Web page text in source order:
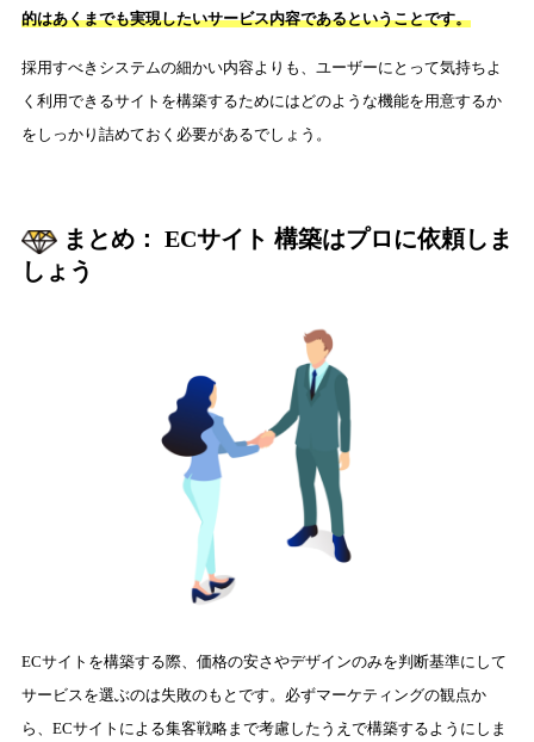
的はあくまでも実現したいサービス内容であるということです。
採用すべきシステムの細かい内容よりも、ユーザーにとって気持ちよ
く利用できるサイトを構築するためにはどのような機能を用意するか
をしっかり詰めておく必要があるでしょう。
まとめ： ECサイト 構築はプロに依頼しま
しょう
ECサイトを構築する際、価格の安さやデザインのみを判断基準にして
サービスを選ぶのは失敗のもとです。必ずマーケティングの観点か
ら、ECサイトによる集客戦略まで考慮したうえで構築するようにしま